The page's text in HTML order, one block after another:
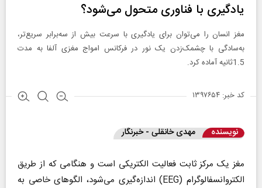
یادگیری با فناوری متحول می‌شود؟
مغز انسان را می‌توان برای یادگیری با سرعت بیش از سه‌برابر سریع‌تر،
به‌سادگی با چشمک‌زدن یک نور در فرکانس امواج مغزی آلفا به مدت
1.5ثانیه آماده کرد.
کد خبر: ۱۳۹۷۶۵۴
نویسنده مهدی خانقلی - خبرنگار
مغز یک مرکز ثابت فعالیت الکتریکی است و هنگامی که از طریق
الکتروانسفالوگرام (EEG) اندازه‌گیری می‌شود، الگوهای خاصی به